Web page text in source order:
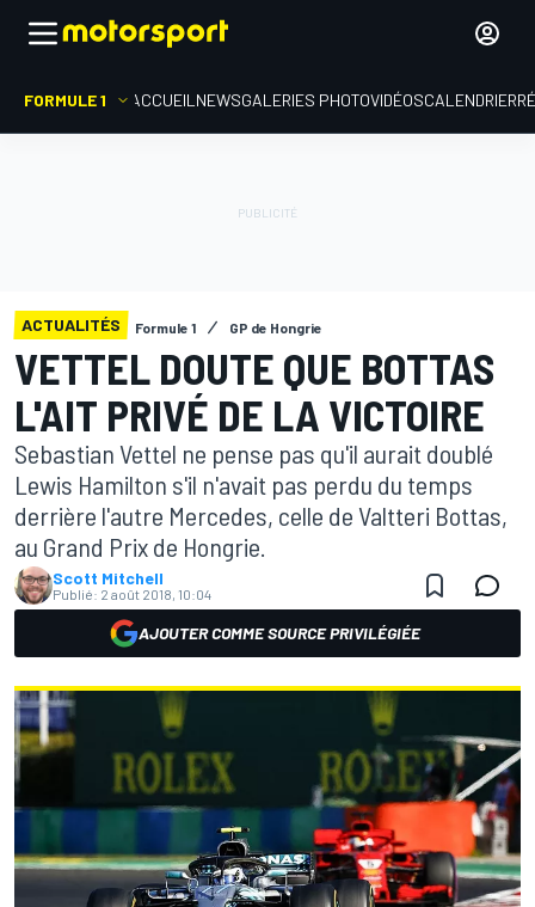
FORMULE 1 ACCUEIL NEWSGALERIES PHOTOVIDÉOSCALENDRIER
ACTUALITÉS Formule 1 GP de Hongrie
VETTEL DOUTE QUE BOTTAS
L'AIT PRIVÉ DE LA VICTOIRE
Sebastian Vettel ne pense pas qu'il aurait doublé
Lewis Hamilton s'il n'avait pas perdu du temps
derrière l'autre Mercedes, celle de Valtteri Bottas,
au Grand Prix de Hongrie.
Scott Mitchell
Publié: 2 août 2018, 10:04
AJOUTER COMME SOURCE PRIVILÉGIÉE